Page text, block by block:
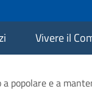
Vivere il
a popolare e a